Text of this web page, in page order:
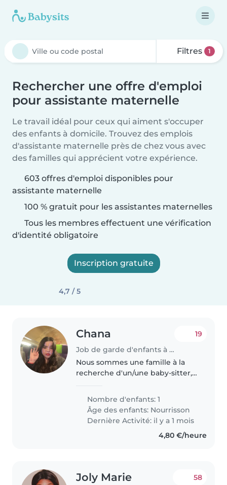
Filtres 1
Rechercher une offre d'emploi
pour assistante maternelle
Le travail idéal pour ceux qui aiment s'occuper
des enfants à domicile. Trouvez des emplois
d'assistante maternelle près de chez vous avec
des familles qui apprécient votre expérience.
603 offres d'emploi disponibles pour
assistante maternelle
100 % gratuit pour les assistantes maternelles
Tous les membres effectuent une vérification
d'identité obligatoire
Inscription gratuite
4,7 / 5
Chana
Job de garde d'enfants à Gisors
19
Nous sommes une famille à la
recherche d'un/une baby-sitter,
pour prendre soin de notre petit
garçon d'un an. Notre fils est
curieux, affectueux et..
Nombre d'enfants: 1
Âge des enfants: Nourrisson
Dernière Activité: il y a 1 mois
4,80 €/heure
Joly Marie 58